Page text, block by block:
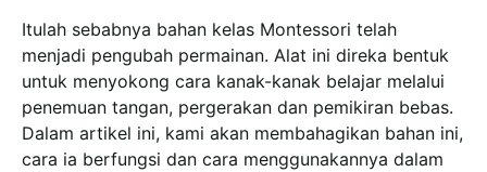
Itulah sebabnya bahan kelas Montessori telah
menjadi pengubah permainan. Alat ini direka bentuk
untuk menyokong cara kanak-kanak belajar melalui
penemuan tangan, pergerakan dan pemikiran bebas.
Dalam artikel ini, kami akan membahagikan bahan ini,
cara ia berfungsi dan cara menggunakannya dalam